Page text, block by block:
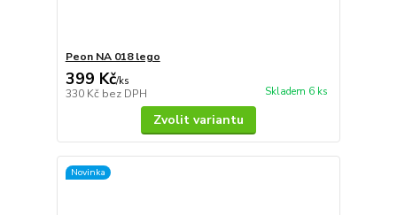
Peon NA 018 lego
399 Kč/ks
330 Kč bez DPH Skladem 6 ks
Zvolit variantu
Novinka